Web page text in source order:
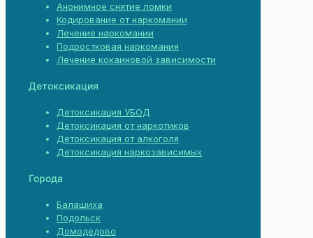
Анонимное снятие ломки
Кодирование от наркомании
Лечение наркомании
Подростковая наркомания
Лечение кокаиновой зависимости
Детоксикация
Детоксикация УБОД
Детоксикация от наркотиков
Детоксикация от алкоголя
Детоксикация наркозависимых
Города
Балашиха
Подольск
Домодедово